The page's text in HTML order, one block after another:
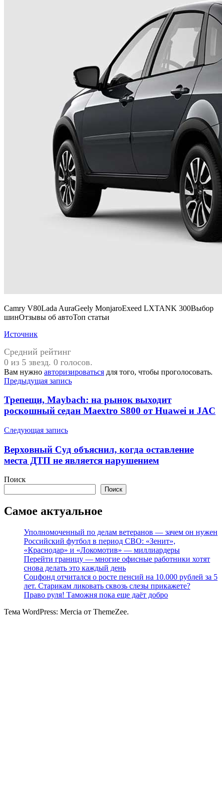
Camry V80Lada AuraGeely MonjaroExeed LXTANK 300Выбор
шинОтзывы об автоТоп статьи
Источник
Средний рейтинг
0 из 5 звезд. 0 голосов.
Вам нужно авторизироваться для того, чтобы проголосовать.
Навигация
по
записям
Предыдущая запись
Трепещи, Maybach: на рынок выходит
роскошный седан Maextro S800 от Huawei и JAC
Следующая запись
Верховный Суд объяснил, когда оставление
места ДТП не является нарушением
Поиск
Поиск
Самое актуальное
Уполномоченный по делам ветеранов — зачем он нужен
Российский футбол в период СВО: «Зенит»,
«Краснодар» и «Локомотив» — миллиардеры
Перейти границу — многие офисные работники хотят
снова делать это каждый день
Соцфонд отчитался о росте пенсий на 10.000 рублей за 5
лет. Старикам ликовать сквозь слезы прикажете?
Право руля! Таможня пока еще даёт добро
Тема WordPress: Mercia от ThemeZee.